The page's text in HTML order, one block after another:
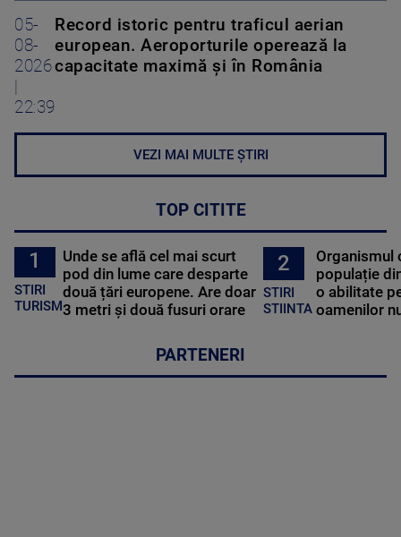
05-
08-
2026
22:39
Record istoric pentru traficul aerian
european. Aeroporturile operează la
capacitate maximă și în România
VEZI MAI MULTE ȘTIRI
TOP CITITE
1
STIRI
TURISM
Unde se află cel mai scurt
pod din lume care desparte
două țări europene. Are doar
3 metri și două fusuri orare
2
STIRI
STIINTA
Organismul
populație
o abilitate
oamenilor
PARTENERI